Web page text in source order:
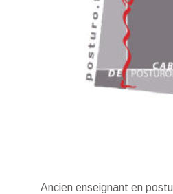
Ancien enseignant en